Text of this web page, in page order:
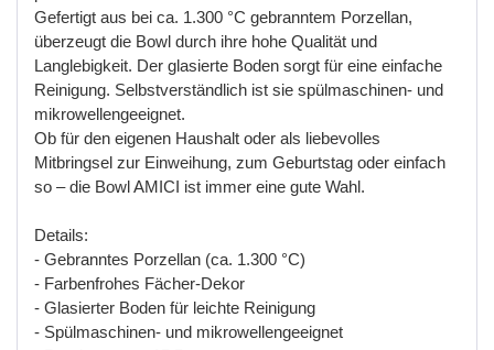
Gefertigt aus bei ca. 1.300 °C gebranntem Porzellan,
überzeugt die Bowl durch ihre hohe Qualität und
Langlebigkeit. Der glasierte Boden sorgt für eine einfache
Reinigung. Selbstverständlich ist sie spülmaschinen- und
mikrowellengeeignet.
Ob für den eigenen Haushalt oder als liebevolles
Mitbringsel zur Einweihung, zum Geburtstag oder einfach
so – die BowlAMICI ist immer eine gute Wahl.
Details:
- Gebranntes Porzellan (ca. 1.300 °C)
- Farbenfrohes Fächer-Dekor
- Glasierter Boden für leichte Reinigung
- Spülmaschinen- und mikrowellengeeignet